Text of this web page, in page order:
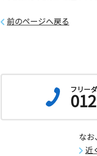
前のページへ戻る
フリー
なお
近